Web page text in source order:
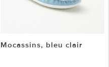
Mocassins, bleu clair